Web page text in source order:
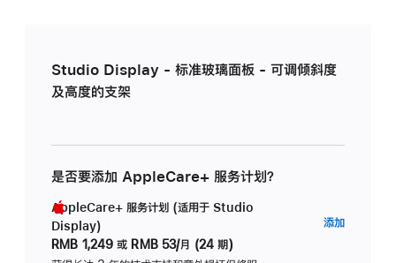
Studio Display - 标准玻璃面板 - 可调倾斜度
及高度的支架
是否要添加 AppleCare+ 服务计划？
AppleCare+ 服务计划 (适用于 Studio
Display)
RMB 1,249 或 RMB 53/月 (24 期)
添加